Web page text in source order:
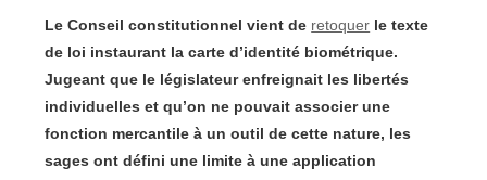
Le Conseil constitutionnel vient de retoquer le texte
de loi instaurant la carte d’identité biométrique.
Jugeant que le législateur enfreignait les libertés
individuelles et qu’on ne pouvait associer une
fonction mercantile à un outil de cette nature, les
sages ont défini une limite à une application